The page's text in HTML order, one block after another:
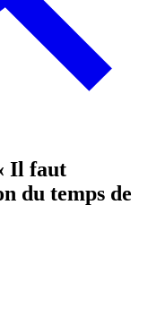
Il faut
du temps de